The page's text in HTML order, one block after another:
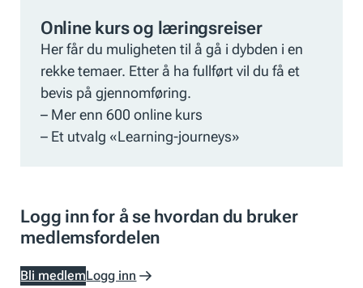
Online kurs og læringsreiser
Her får du muligheten til å gå i dybden i en
rekke temaer. Etter å ha fullført vil du få et
bevis på gjennomføring.
– Mer enn 600 online kurs
– Et utvalg «Learning-journeys»
Logg inn for å se hvordan du bruker
medlemsfordelen
Bli medlemLogg inn